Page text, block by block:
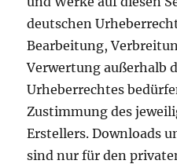
deutschen
Bearbeitung,
Verwertung außerhalb
Urheberrechtes
Zustimmung des
Erstellers. Downloads
sind nur für den